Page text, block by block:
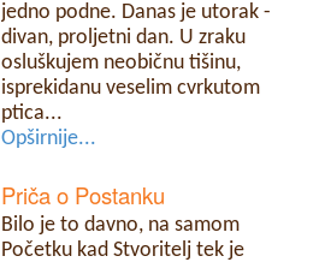
jedno podne. Danas je utorak -
divan, proljetni dan. U zraku
osluškujem neobičnu tišinu,
isprekidanu veselim cvrkutom
ptica...
Opširnije...
Priča o Postanku
Bilo je to davno, na samom
Početku kad Stvoritelj tek je